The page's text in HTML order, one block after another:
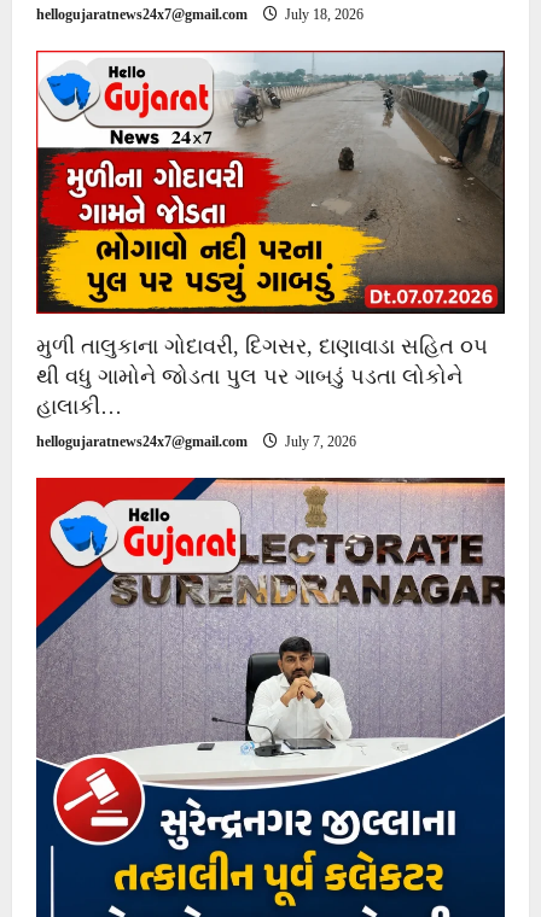
hellogujaratnews24x7@gmail.com July 18, 2026
મુળી તાલુકાના ગોદાવરી, દિગસર, દાણાવાડા સહિત ૦૫
થી વધુ ગામોને જોડતા પુલ પર ગાબડું પડતા લોકોને
હાલાકી…
hellogujaratnews24x7@gmail.com July 7, 2026